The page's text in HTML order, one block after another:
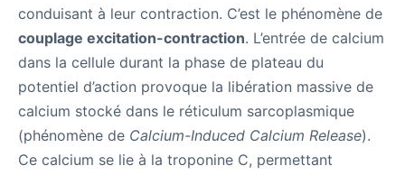
conduisant à leur contraction. C’est le phénomène de
couplage excitation-contraction. L’entrée de calcium
dans la cellule durant la phase de plateau du
potentiel d’action provoque la libération massive de
calcium stocké dans le réticulum sarcoplasmique
(phénomène de Calcium-Induced Calcium Release).
Ce calcium se lie à la troponine C, permettant